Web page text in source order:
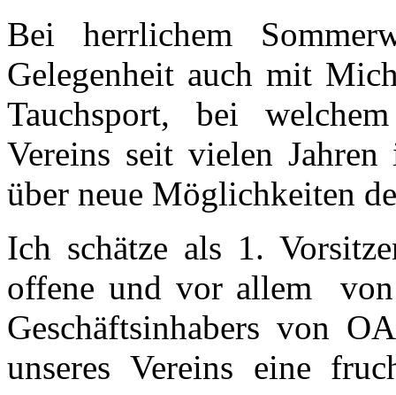
Bei herrlichem
Gelegenheit auch mit
Tauchsport, bei
Vereins seit vielen Jahren
über neue Möglichkeiten
Ich schätze als 1.
offene und vor allem von
Geschäftsinhabers von
unseres Vereins eine